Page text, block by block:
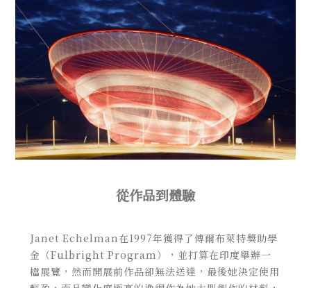
從作品到體驗
Janet Echelman在1997年獲得了傅爾布萊特獎助學
金（Fulbright Program），並打算在印度舉辦一
檔展覽，然而開展前作品卻無法送達，最後她決定使用